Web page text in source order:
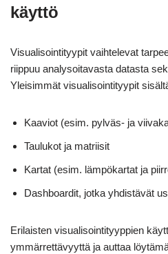
käyttö
Visualisointityypit vaihtelevat
riippuu analysoitavasta datasta
Yleisimmät visualisointityypit
Kaaviot (esim. pylväs- ja
Taulukot ja matriisit
Kartat (esim. lämpökartat ja
Dashboardit, jotka yhdistävät
Erilaisten visualisointityyppien
ymmärrettävyyttä ja auttaa